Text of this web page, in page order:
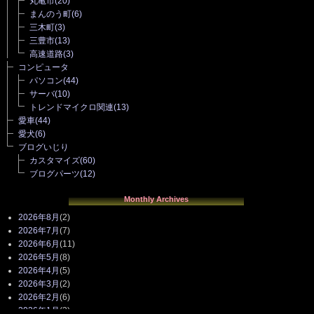
まんのう町(6)
三木町(3)
三豊市(13)
高速道路(3)
コンピュータ
パソコン(44)
サーバ(10)
トレンドマイクロ関連(13)
愛車(44)
愛犬(6)
ブログいじり
カスタマイズ(60)
ブログパーツ(12)
Monthly Archives
2026年8月 (2)
2026年7月 (7)
2026年6月 (11)
2026年5月 (8)
2026年4月 (5)
2026年3月 (2)
2026年2月 (6)
2026年1月 (3)